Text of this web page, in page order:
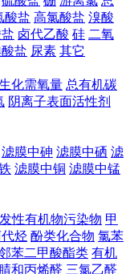
酸盐 高氯酸盐 溴酸
卤代乙酸 硅 二氧
盐 尿素 其它
化需氧量 总有机碳
阴离子表面活性剂
滤膜中砷 滤膜中硒 滤
滤膜中铜 滤膜中锰
性有机物污染物 甲
烃 酚类化合物 氯苯
苯二甲酸酯类 有机
和丙烯醛 三氯乙醛